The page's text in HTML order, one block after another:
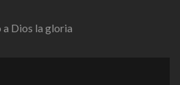
a Dios la gloria